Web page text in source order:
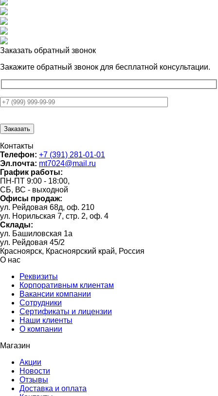
Заказать обратный звонок
Закажите обратный звонок для бесплатной консультации.
Контакты
Телефон: +7 (391) 281-01-01
Эл.почта: mt7024@mail.ru
График работы:
ПН-ПТ 9:00 - 18:00,
СБ, ВС - выходной
Офисы продаж:
ул. Рейдовая 68д, оф. 210
ул. Норильская 7, стр. 2, оф. 4
Склады:
ул. Башиловская 1а
ул. Рейдовая 45/2
Красноярск, Красноярский край, Россия
О нас
Реквизиты
Корпоративным клиентам
Вакансии компании
Сотрудники
Сертификаты и лицензии
Наши клиенты
О компании
Магазин
Акции
Новости
Отзывы
Доставка и оплата